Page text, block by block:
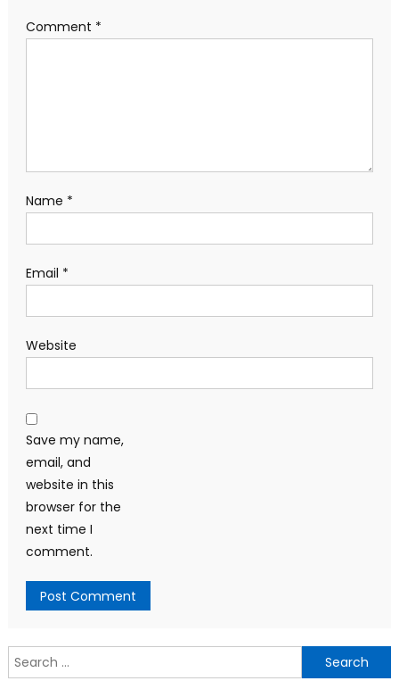
Comment *
Name *
Email *
Website
Save my name,
email, and
website in this
browser for the
next time I
comment.
Search